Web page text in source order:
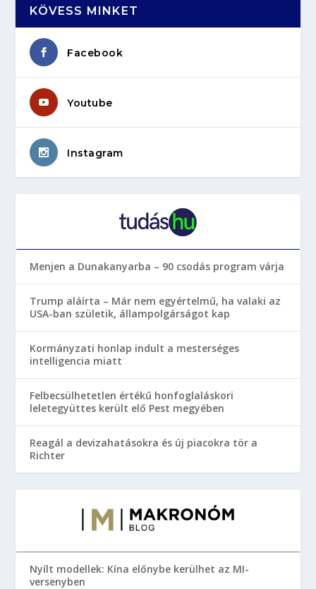
KÖVESS MINKET
Facebook
Youtube
Instagram
Menjen a Dunakanyarba – 90 csodás program várja
Trump aláírta – Már nem egyértelmű, ha valaki az
USA-ban születik, állampolgárságot kap
Kormányzati honlap indult a mesterséges
intelligencia miatt
Felbecsülhetetlen értékű honfoglaláskori
leletegyüttes került elő Pest megyében
Reagál a devizahatásokra és új piacokra tör a
Richter
Nyílt modellek: Kína előnybe kerülhet az MI-
versenyben